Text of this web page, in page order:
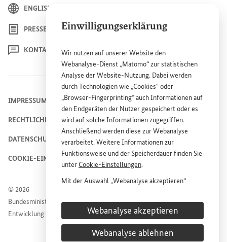
Einwilligungserklärung
Wir nutzen auf unsererWebsite den
Webanalyse-Dienst „Matomo“ zur statistischen
Analyse derWebsite-Nutzung. Dabei werden
durch Technologien wie „Cookies“ oder
„Browser-Fingerprinting“ auch Informationen auf
den Endgeräten der Nutzer gespeichert oder es
wird auf solche Informationen zugegriffen.
Anschließend werden diese zur Webanalyse
verarbeitet. Weitere Informationen zur
Funktionsweise und der Speicherdauer finden Sie
unterCookie-Einstellungen.
Mit der Auswahl „Webanalyse akzeptieren“
Dienstes „Matomo“ auf derWebsitedes
Bundesministeriums für wirtschaftliche
Entwicklung und Zusammenarbeit (BMZ) zu.
Diese Einwilligung ist freiwillig, für die Nutzung
Webanalyse akzeptieren
Webanalyse ablehnen
ENGLISH
PRESSE
KONTAKT
© 2026
Bundesministerium für wirtschaftliche Zusammenarbeit und
Entwicklung
IMPRESSUM
RECHTLICHE HINWEISE
DATENSCHUTZHINWEIS
COOKIE-EINSTELLUNGEN